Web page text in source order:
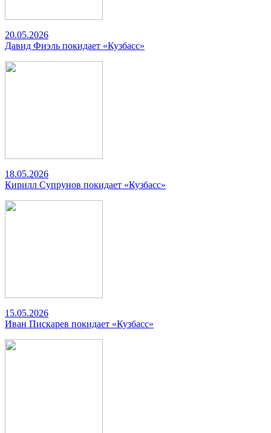
20.05.2026
Давид Фиэль покидает «Кузбасс»
18.05.2026
Кирилл Супрунов покидает «Кузбасс»
15.05.2026
Иван Пискарев покидает «Кузбасс»